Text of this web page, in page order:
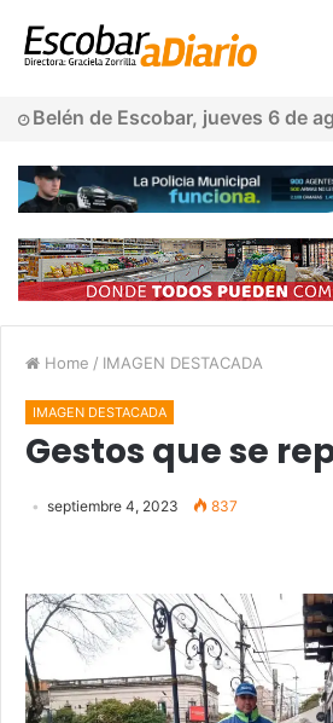
Belén de Escobar, jueves 6 de
Home / IMAGEN DESTACADA
IMAGEN DESTACADA
Gestos que se
septiembre 4, 2023 837